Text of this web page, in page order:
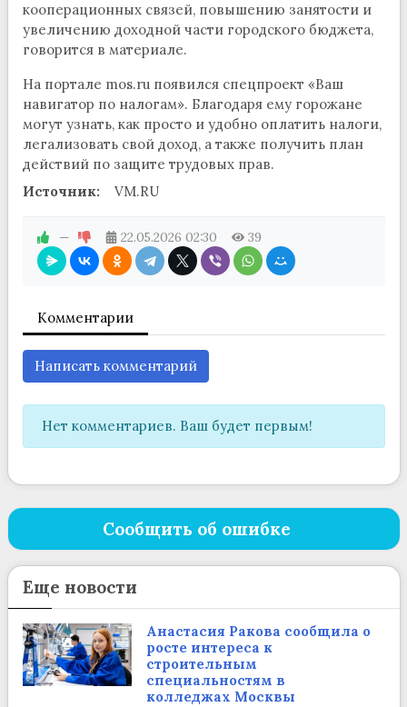
кооперационных связей, повышению занятости и
увеличению доходной части городского бюджета,
говорится в материале.
На портале mos.ru появился спецпроект «Ваш
навигатор по налогам». Благодаря ему горожане
могут узнать, как просто и удобно оплатить налоги,
легализовать свой доход, а также получить план
действий по защите трудовых прав.
Источник:
VM.RU
— 22.05.2026 02:30 39
Комментарии
Написать комментарий
Нет комментариев. Ваш будет первым!
Сообщить об ошибке
Еще новости
Анастасия Ракова сообщила о
росте интереса к
строительным
специальностям в
колледжах Москвы